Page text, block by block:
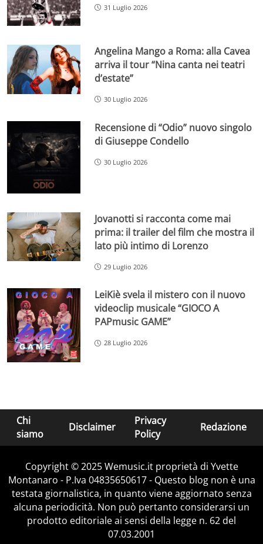
31 Luglio 2026
Angelina Mango a Roma: alla Cavea
arriva il tour “Nina canta nei teatri
d’estate”
30 Luglio 2026
Recensione di “Odio” nuovo singolo
di Giuseppe Condello
30 Luglio 2026
Jovanotti si racconta come mai
prima: il trailer del film che mostra il
lato più intimo di Lorenzo
29 Luglio 2026
LeiKiè svela il mistero con il nuovo
videoclip musicale “GIOCO A
PAPmusic GAME”
28 Luglio 2026
Chi
siamo
Disclaimer
Privacy
Policy
Redazione
Copyright © 2025 Wemusic.it proprietà di Yvette
Montanaro - P.Iva 04835650617 - Questo blog non è una
testata giornalistica, in quanto viene aggiornato senza
alcuna periodicità. Non può pertanto considerarsi un
prodotto editoriale ai sensi della legge n. 62 del
07.03.2001